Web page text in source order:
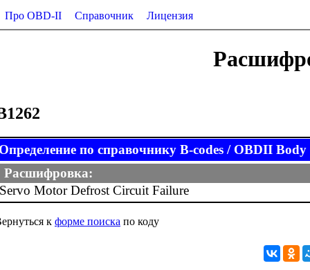
Про OBD-II Справочник Лицензия
по справочнику B-codes / OBDII Body
Расшифровка:
Servo Motor Defrost Circuit Failure
к форме поиска по коду